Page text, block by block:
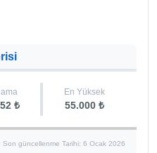
₺
En Yüksek
55.000 ₺
Son güncellenme Tarihi: 6 Ocak 2026